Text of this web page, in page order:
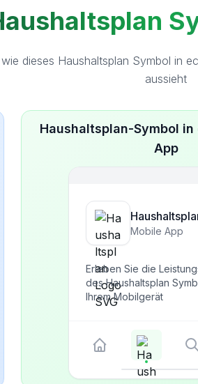
dieses Haushaltsplan Symbol in
aussieht
Haushaltsplan-Symbol
App
Mobile App
Erleben Sie die
des Haushaltsplan
Ihrem Mobilgerät